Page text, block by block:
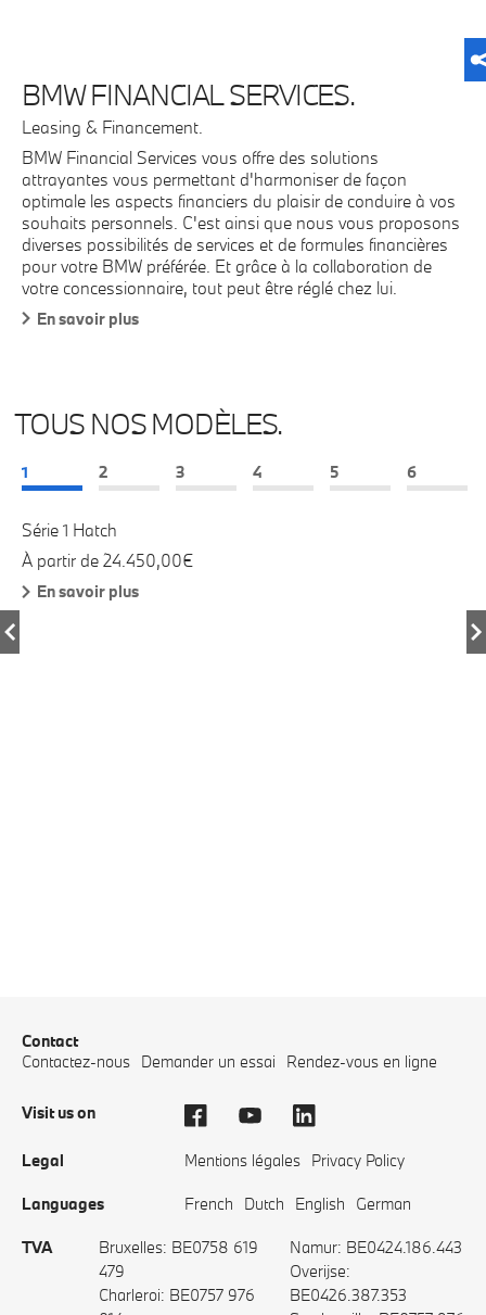
BMW FINANCIAL SERVICES.
Leasing & Financement.
BMW Financial Services vous offre des solutions
attrayantes vous permettant d'harmoniser de façon
optimale les aspects financiers du plaisir de conduire à vos
souhaits personnels. C'est ainsi que nous vous proposons
diverses possibilités de services et de formules financières
pour votre BMW préférée. Et grâce à la collaboration de
votre concessionnaire, tout peut être réglé chez lui.
En savoir plus
TOUS NOS MODÈLES.
1 2 3 4 5 6
Série 1 Hatch
À partir de 24.450,00€
En savoir plus
Contact
Contactez-nous Demander un essai Rendez-vous en ligne
Visit us on
Legal Mentions légales Privacy Policy
Languages French Dutch English German
TVA
Bruxelles: BE0758 619
479
Charleroi: BE0757 976
Namur: BE0424.186.443
Overijse:
BE0426.387.353